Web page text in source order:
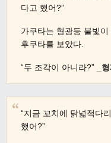
다고 했어?”
가쿠타는 형광등 불빛
후쿠타를 보았다.
“두 조각이 아니라?” _
“지금 꼬치에 닭넓적다
했어?”